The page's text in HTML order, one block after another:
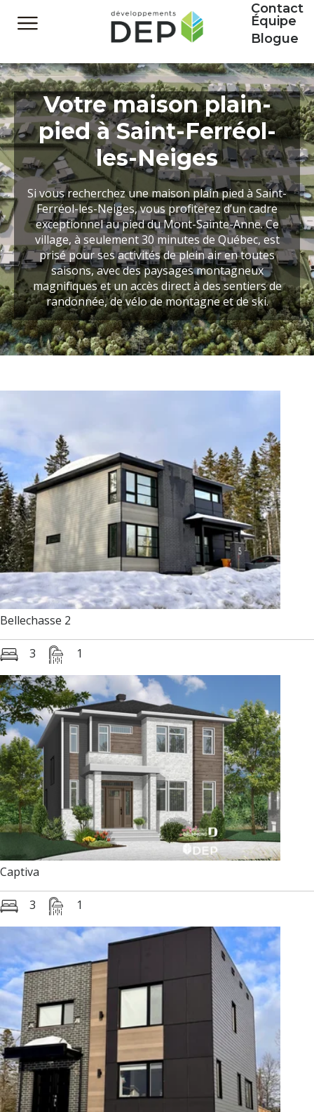
Blogue
Équipe
Contact
Votre maison plain-
pied à Saint-Ferréol-
les-Neiges
Si vous recherchez une maison plain pied à Saint-
Ferréol-les-Neiges, vous profiterez d’un cadre
exceptionnel au pied du Mont-Sainte-Anne. Ce
village, à seulement 30 minutes de Québec, est
prisé pour ses activités de plein air en toutes
saisons, avec des paysages montagneux
magnifiques et un accès direct à des sentiers de
randonnée, de vélo de montagne et de ski.
Bellechasse 2
3 1
Captiva
3 1